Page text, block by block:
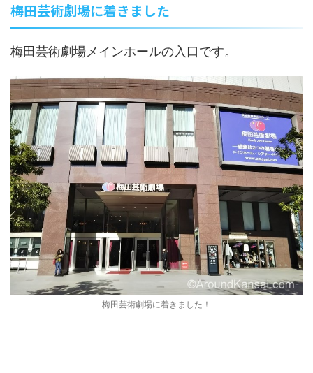
梅田芸術劇場に着きました
梅田芸術劇場メインホールの入口です。
梅田芸術劇場に着きました！